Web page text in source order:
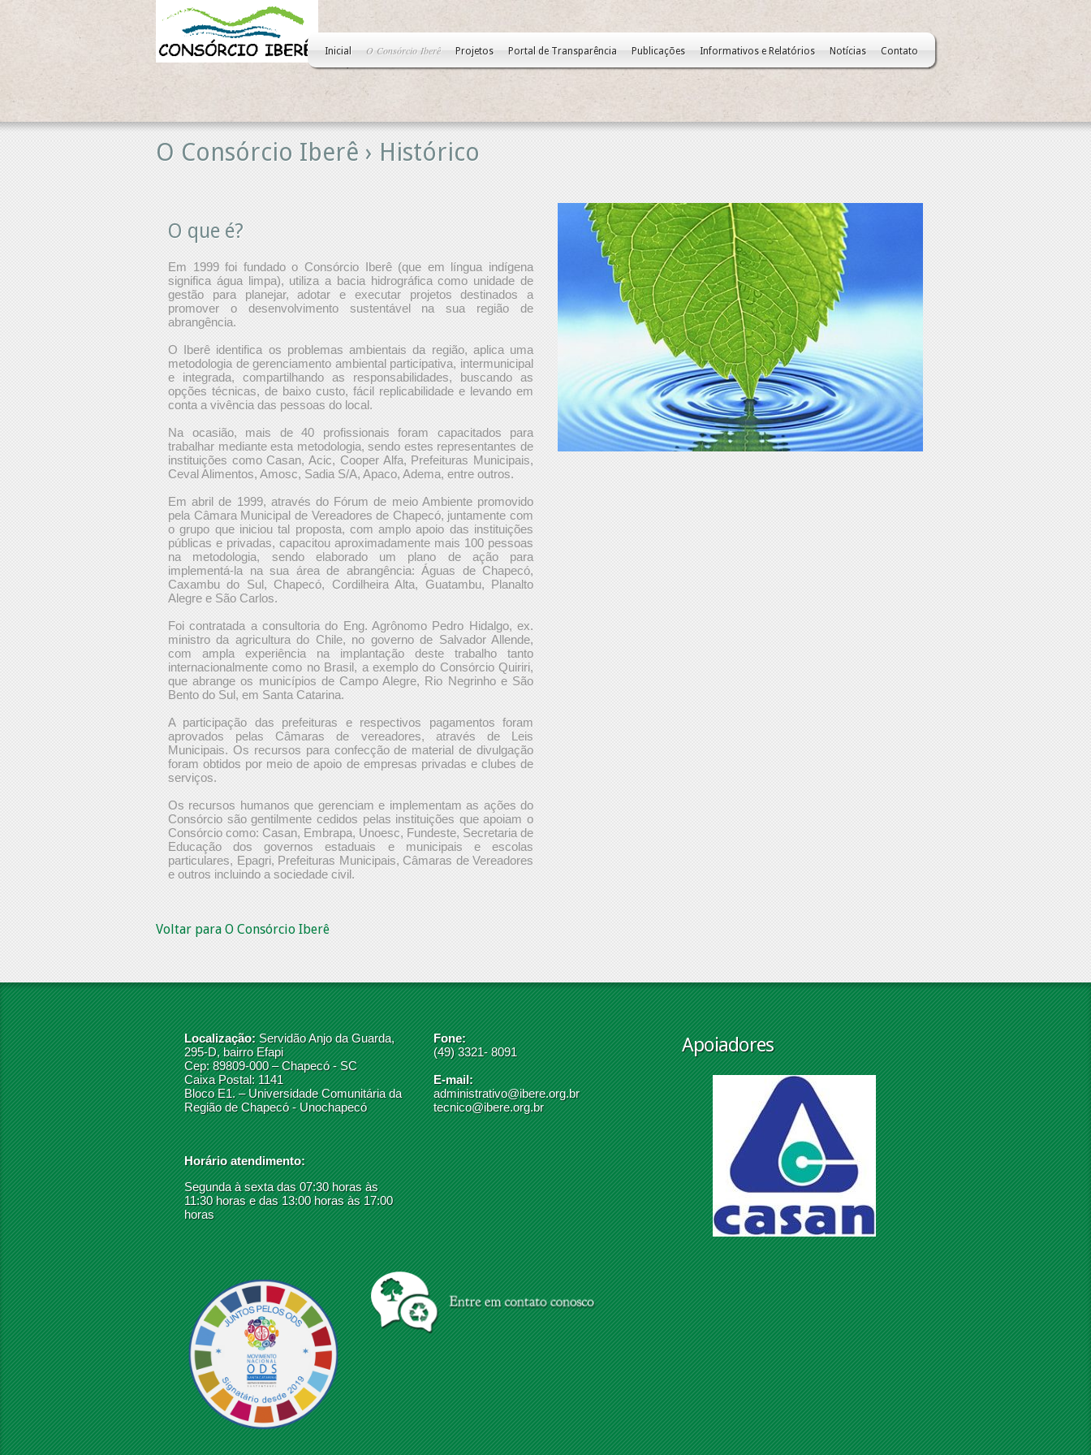
Inicial O Consórcio Iberê Projetos Portal de Transparência Publicações Informativos e Relatórios Notícias Contato
O Consórcio Iberê › Histórico
O que é?
Em 1999 foi fundado o Consórcio Iberê (que em língua indígena
significa água limpa), utiliza a bacia hidrográfica como unidade de
gestão para planejar, adotar e executar projetos destinados a
promover o desenvolvimento sustentável na sua região de
abrangência.
O Iberê identifica os problemas ambientais da região, aplica uma
metodologia de gerenciamento ambiental participativa, intermunicipal
e integrada, compartilhando as responsabilidades, buscando as
opções técnicas, de baixo custo, fácil replicabilidade e levando em
conta a vivência das pessoas do local.
Na ocasião, mais de 40 profissionais foram capacitados para
trabalhar mediante esta metodologia, sendo estes representantes de
instituições como Casan, Acic, Cooper Alfa, Prefeituras Municipais,
Ceval Alimentos, Amosc, Sadia S/A, Apaco, Adema, entre outros.
Em abril de 1999, através do Fórum de meio Ambiente promovido
pela Câmara Municipal de Vereadores de Chapecó, juntamente com
o grupo que iniciou tal proposta, com amplo apoio das instituições
públicas e privadas, capacitou aproximadamente mais 100 pessoas
na metodologia, sendo elaborado um plano de ação para
implementá-la na sua área de abrangência: Águas de Chapecó,
Caxambu do Sul, Chapecó, Cordilheira Alta, Guatambu, Planalto
Alegre e São Carlos.
Foi contratada a consultoria do Eng. Agrônomo Pedro Hidalgo, ex.
ministro da agricultura do Chile, no governo de Salvador Allende,
com ampla experiência na implantação deste trabalho tanto
internacionalmente como no Brasil, a exemplo do Consórcio Quiriri,
que abrange os municípios de Campo Alegre, Rio Negrinho e São
Bento do Sul, em Santa Catarina.
A participação das prefeituras e respectivos pagamentos foram
aprovados pelas Câmaras de vereadores, através de Leis
Municipais. Os recursos para confecção de material de divulgação
foram obtidos por meio de apoio de empresas privadas e clubes de
serviços.
Os recursos humanos que gerenciam e implementam as ações do
Consórcio são gentilmente cedidos pelas instituições que apoiam o
Consórcio como: Casan, Embrapa, Unoesc, Fundeste, Secretaria de
Educação dos governos estaduais e municipais e escolas
particulares, Epagri, Prefeituras Municipais, Câmaras de Vereadores
e outros incluindo a sociedade civil.
Voltar para O Consórcio Iberê
Localização:Servidão Anjo da Guarda,
295-D, bairro Efapi
Cep: 89809-000 – Chapecó - SC
Caixa Postal: 1141
Bloco E1. – Universidade Comunitária da
Região de Chapecó - Unochapecó
Horário atendimento:
Segunda à sexta das 07:30 horas às
11:30 horas e das 13:00 horas às 17:00
horas
Fone:
(49) 3321- 8091
E-mail:
administrativo@ibere.org.br
tecnico@ibere.org.br
Apoiadores